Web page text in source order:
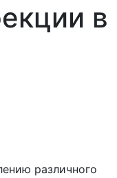
в
различного